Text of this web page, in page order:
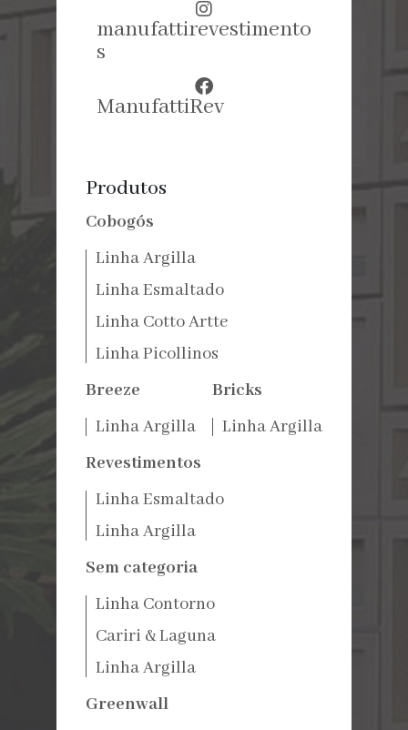
manufattirevestimento
s
ManufattiRev
Produtos
Cobogós
Linha Argilla
Linha Esmaltado
Linha Cotto Artte
Linha Picollinos
Breeze
Linha Argilla
Bricks
Linha Argilla
Revestimentos
Linha Esmaltado
Linha Argilla
Sem categoria
Linha Contorno
Cariri & Laguna
Linha Argilla
Greenwall